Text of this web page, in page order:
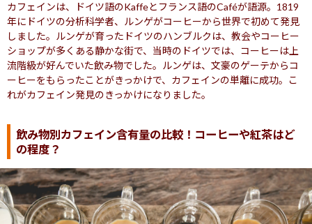
カフェインは、ドイツ語のKaffeとフランス語のCaféが語源。1819
年にドイツの分析科学者、ルンゲがコーヒーから世界で初めて発見
しました。ルンゲが育ったドイツのハンブルクは、教会やコーヒー
ショップが多くある静かな街で、当時のドイツでは、コーヒーは上
流階級が好んでいた飲み物でした。ルンゲは、文豪のゲーテからコ
ーヒーをもらったことがきっかけで、カフェインの単離に成功。こ
れがカフェイン発見のきっかけになりました。
飲み物別カフェイン含有量の比較！コーヒーや紅茶はど
の程度？